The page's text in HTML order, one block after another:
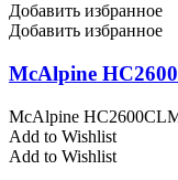
Добавить избранное
Добавить избранное
McAlpine
McAlpine
Add to Wishlist
Add to Wishlist